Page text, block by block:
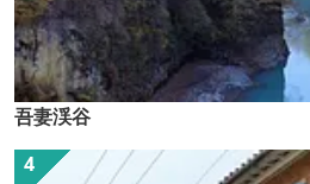
吾妻渓谷